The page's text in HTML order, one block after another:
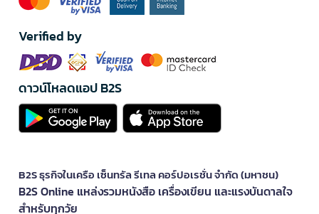
Verified by
ดาวน์โหลดแอป B2S
B2S ธุรกิจในเครือ เซ็นทรัล รีเทล คอร์ปอเรชั่น จำกัด (มหาชน)
B2S Online แหล่งรวมหนังสือ เครื่องเขียน และแรงบันดาลใจ
สำหรับทุกวัย